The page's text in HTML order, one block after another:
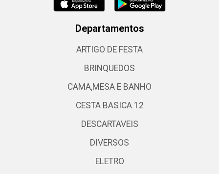
Departamentos
ARTIGO DE FESTA
BRINQUEDOS
CAMA,MESA E BANHO
CESTA BASICA 12
DESCARTAVEIS
DIVERSOS
ELETRO